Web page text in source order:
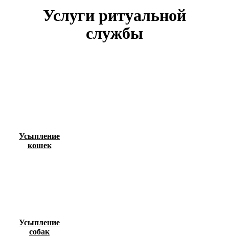
Услуги ритуальной
службы
Усыпление
кошек
Усыпление
собак